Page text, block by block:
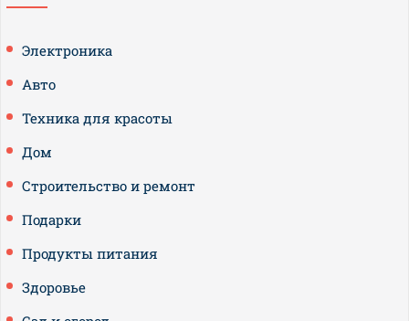
Электроника
Авто
Техника для красоты
Дом
Строительство и ремонт
Подарки
Продукты питания
Здоровье